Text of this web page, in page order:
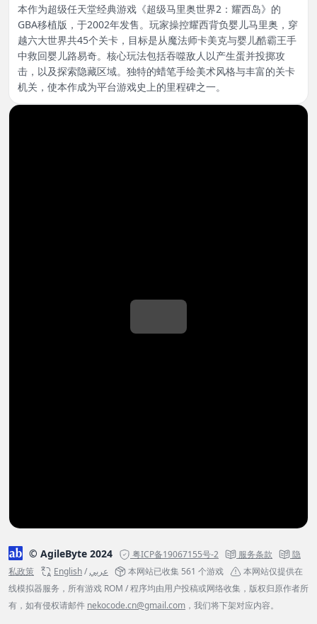
本作为超级任天堂经典游戏《超级马里奥世界2：耀西岛》的
GBA移植版，于2002年发售。玩家操控耀西背负婴儿马里奥，穿
越六大世界共45个关卡，目标是从魔法师卡美克与婴儿酷霸王手
中救回婴儿路易奇。核心玩法包括吞噬敌人以产生蛋并投掷攻
击，以及探索隐藏区域。独特的蜡笔手绘美术风格与丰富的关卡
机关，使本作成为平台游戏史上的里程碑之一。
© AgileByte 2024 粤ICP备19067155号-2 服务条款
隐
私政策
English/عربي 本网站已收集 561 个游戏
本网站仅提供在
线模拟器服务，所有游戏 ROM / 程序均由用户投稿或网络收集，版权归原作者所
有，如有侵权请邮件 nekocode.cn@gmail.com ，我们将下架对应内容。